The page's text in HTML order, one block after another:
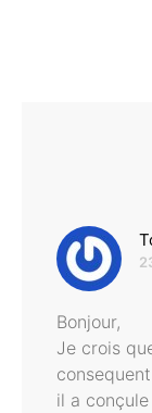
Bonjour,
Je crois
il a